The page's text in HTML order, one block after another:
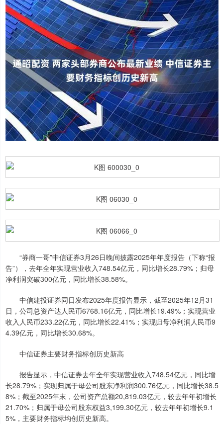
“券商一哥”中信证券3月26日晚间披露2025年年度报告（下称“报
告”），去年全年实现营业收入748.54亿元，同比增长28.79%；归母
净利润突破300亿元，同比增长38.58%。
中信建投证券同日发布2025年度报告显示，截至2025年12月31
日，公司总资产达人民币6768.16亿元，同比增长19.49%；实现营业
收入人民币233.22亿元，同比增长22.41%；实现归母净利润人民币9
4.39亿元，同比增长30.68%。
中信证券主要财务指标创历史新高
报告显示，中信证券去年全年实现营业收入748.54亿元，同比增
长28.79%；实现归属于母公司股东净利润300.76亿元，同比增长38.5
8%；截至2025年末，公司资产总额20,819.03亿元，较去年年初增长
21.70%；归属于母公司股东权益3,199.30亿元，较去年年初增长9.1
5%，主要财务指标均创历史新高。